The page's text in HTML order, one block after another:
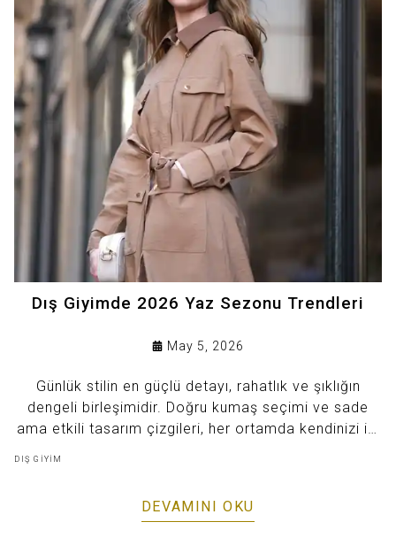
Dış Giyimde 2026 Yaz Sezonu Trendleri
May 5, 2026
Günlük stilin en güçlü detayı, rahatlık ve şıklığın
dengeli birleşimidir. Doğru kumaş seçimi ve sade
ama etkili tasarım çizgileri, her ortamda kendinizi iyi
çıkan dokuları ve minimal detaylarıyla hazırlanan bu
DIŞ GİYİM
DEVAMINI OKU